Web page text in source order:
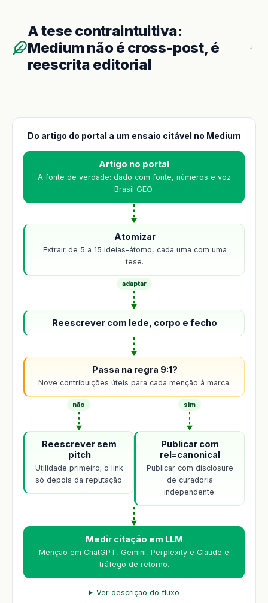
A tese contraintuitiva:
Medium não é cross-post, é
reescrita editorial
Do artigo do portal a um ensaio citável no Medium
Artigo no portal
A fonte de verdade: dado com fonte, números e voz
Brasil GEO.
Atomizar
Extrair de 5 a 15 ideias-átomo, cada uma com uma
tese.
adaptar
Reescrever com lede, corpo e fecho
Passa na regra 9:1?
Nove contribuições úteis para cada menção à marca.
não
Reescrever sem
pitch
Utilidade primeiro; o link
só depois da reputação.
sim
Publicar com
rel=canonical
Publicar com disclosure
de curadoria
independente.
Medir citação em LLM
Menção em ChatGPT, Gemini, Perplexity e Claude e
tráfego de retorno.
Ver descrição do fluxo